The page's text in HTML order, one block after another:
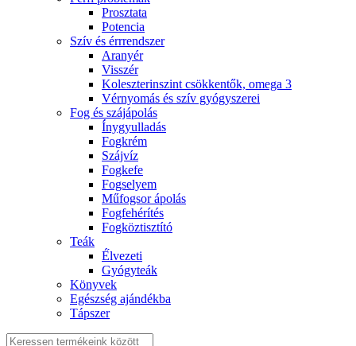
Prosztata
Potencia
Szív és érrrendszer
Aranyér
Visszér
Koleszterinszint csökkentők, omega 3
Vérnyomás és szív gyógyszerei
Fog és szájápolás
Í́nygyulladás
Fogkrém
Szájvíz
Fogkefe
Fogselyem
Műfogsor ápolás
Fogfehérítés
Fogköztisztító
Teák
É́lvezeti
Gyógyteák
Könyvek
Egészség ajándékba
Tápszer